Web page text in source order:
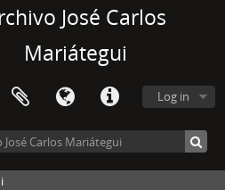
José Carlos
Mariátegui
Log in